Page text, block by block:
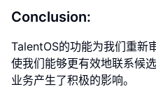
Conclusion:
TalentOS的功能为我们重新
使我们能够更有效地联系候
业务产生了积极的影响。